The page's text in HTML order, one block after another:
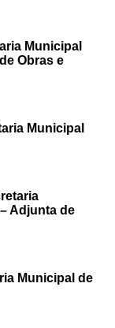
Municipal
Obras e
Municipal
Adjunta de
Municipal de